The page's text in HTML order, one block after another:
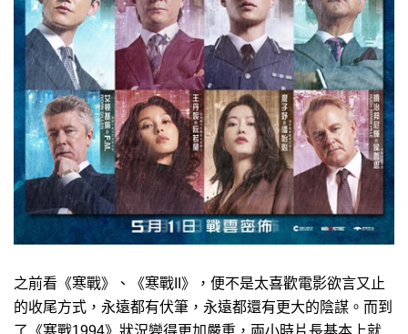
之前看《寒戰》、《寒戰II》，便不是太喜歡電影欲言又止
的收尾方式，永遠都有伏筆，永遠都還有更大的陰謀。而到
了《寒戰1994》狀況變得更加嚴重，兩小時片長基本上就